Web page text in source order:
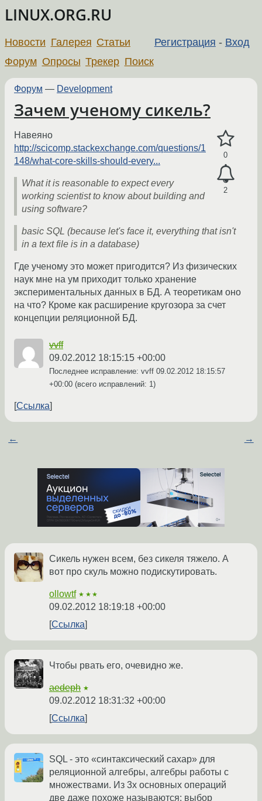
LINUX.ORG.RU
Регистрация - Вход
Новости Галерея Статьи
Форум Опросы Трекер Поиск
Форум — Development
Зачем ученому сикель?
0
2
Навеяно
http://scicomp.stackexchange.com/questions/1
148/what-core-skills-should-every...
What it is reasonable to expect every
working scientist to know about building and
using software?
basic SQL (because let's face it, everything that isn't
in a text file is in a database)
Где ученому это может пригодится? Из физических
наук мне на ум приходит только хранение
экспериментальных данных в БД. А теоретикам оно
на что? Кроме как расширение кругозора за счет
концепции реляционной БД.
vvff
09.02.2012 18:15:15 +00:00
Последнее исправление: vvff 09.02.2012 18:15:57
+00:00 (всего исправлений: 1)
Ссылка
← →
Сикель нужен всем, без сикеля тяжело. А
вот про скуль можно подискутировать.
ollowtf ★★★
09.02.2012 18:19:18 +00:00
Ссылка
Чтобы рвать его, очевидно же.
aedeph ★
09.02.2012 18:31:32 +00:00
Ссылка
SQL - это «синтаксический сахар» для
реляционной алгебры, алгебры работы с
множествами. Из 3х основных операций
две даже похоже называются: выбор